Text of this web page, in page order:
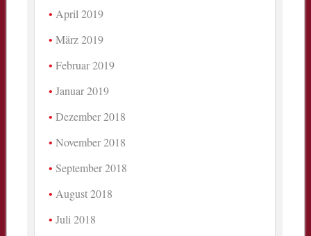
April 2019
März 2019
Februar 2019
Januar 2019
Dezember 2018
November 2018
September 2018
August 2018
Juli 2018